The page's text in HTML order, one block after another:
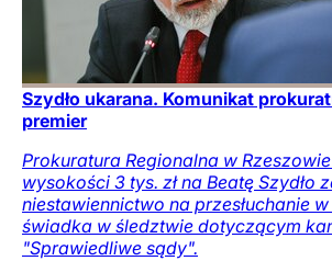
Szydło ukarana. Komunikat
premier
Prokuratura Regionalna w Rzeszowie
wysokości 3 tys. zł na Beatę Szydło
niestawiennictwo na przesłuchanie
świadka w śledztwie dotyczącym
"Sprawiedliwe sądy".